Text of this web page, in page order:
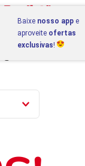
Baixe nosso app e
aproveite ofertas
exclusivas!